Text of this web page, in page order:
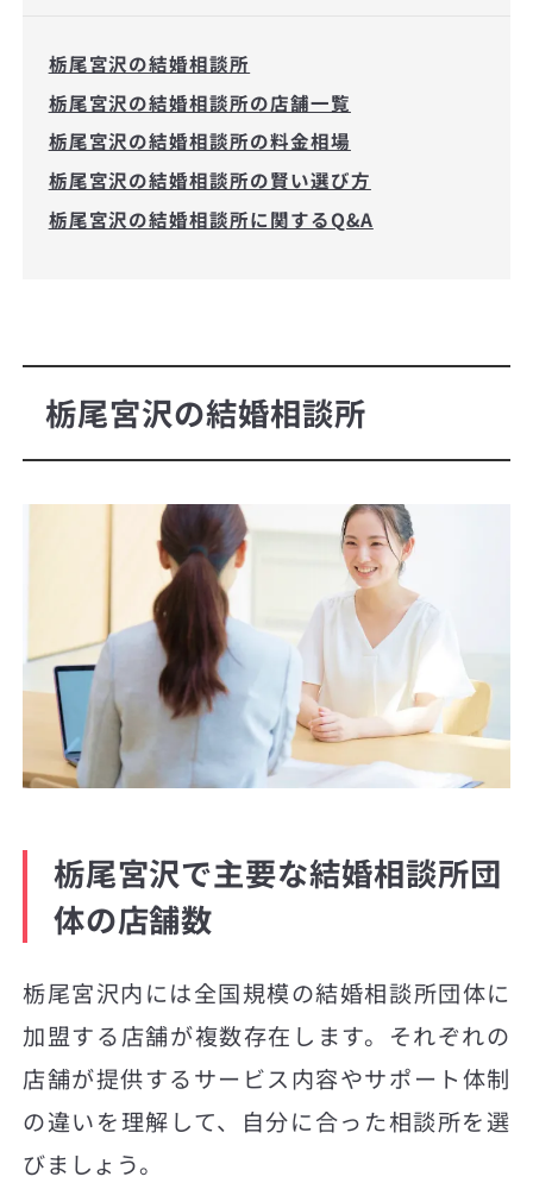
栃尾宮沢の結婚相談所
栃尾宮沢の結婚相談所の店舗一覧
栃尾宮沢の結婚相談所の料金相場
栃尾宮沢の結婚相談所の賢い選び方
栃尾宮沢の結婚相談所に関するQ&A
栃尾宮沢の結婚相談所
栃尾宮沢で主要な結婚相談所団
体の店舗数
栃尾宮沢内には全国規模の結婚相談所団体に
加盟する店舗が複数存在します。それぞれの
店舗が提供するサービス内容やサポート体制
の違いを理解して、自分に合った相談所を選
びましょう。